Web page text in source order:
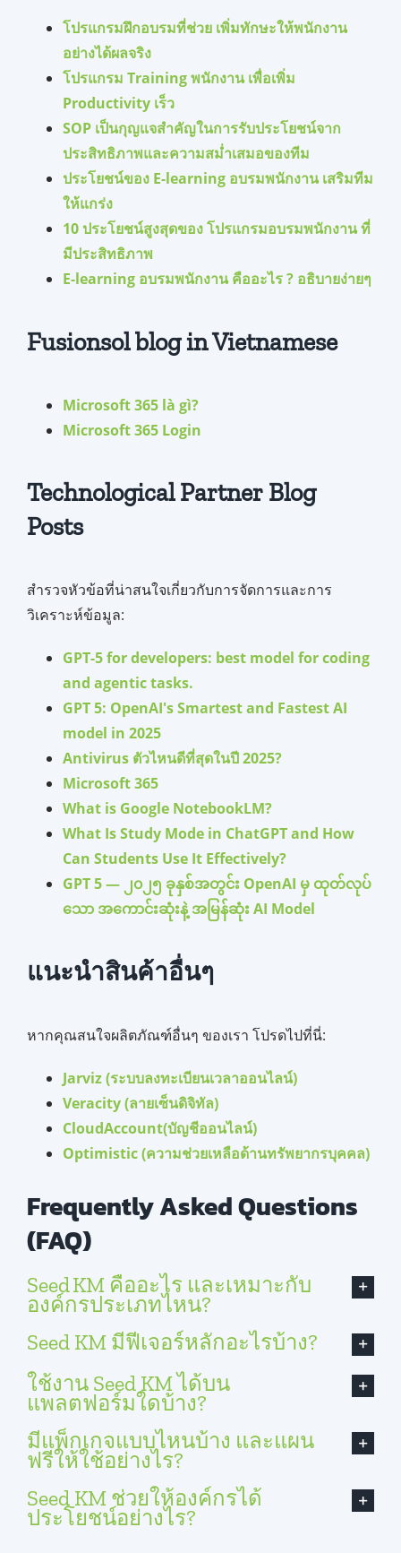
โปรแกรมฝึกอบรมที่ช่วย เพิ่มทักษะให้พนักงาน
อย่างได้ผลจริง
โปรแกรม Training พนักงาน เพื่อเพิ่ม
Productivity เร็ว
SOP เป็นกุญแจสำคัญในการรับประโยชน์จาก
ประสิทธิภาพและความสม่ำเสมอของทีม
ประโยชน์ของ E-learning อบรมพนักงาน เสริมทีม
ให้แกร่ง
10 ประโยชน์สูงสุดของ โปรแกรมอบรมพนักงาน ที่
มีประสิทธิภาพ
E-learning อบรมพนักงาน คืออะไร ? อธิบายง่ายๆ
Fusionsol blog in Vietnamese
Microsoft 365 là gì?
Microsoft 365 Login
Technological Partner Blog
Posts
สำรวจหัวข้อที่น่าสนใจเกี่ยวกับการจัดการและการ
วิเคราะห์ข้อมูล:
GPT-5 for developers: best model for coding
and agentic tasks.
GPT 5: OpenAI's Smartest and Fastest AI
model in 2025
Antivirus ตัวไหนดีที่สุดในปี 2025?
Microsoft 365
What is Google NotebookLM?
What Is Study Mode in ChatGPT and How
Can Students Use It Effectively?
GPT 5 — ၂၀၂၅ ခုနှစ်အတွင်း OpenAI မှ ထုတ်လုပ်
သော အကောင်းဆုံးနဲ့ အမြန်ဆုံး AI Model
แนะนำสินค้าอื่นๆ
หากคุณสนใจผลิตภัณฑ์อื่นๆ ของเรา โปรดไปที่นี่:
Jarviz (ระบบลงทะเบียนเวลาออนไลน์)
Veracity (ลายเซ็นดิจิทัล)
CloudAccount(บัญชีออนไลน์)
Optimistic (ความช่วยเหลือด้านทรัพยากรบุคคล)
Frequently Asked Questions
(FAQ)
Seed KM คืออะไร และเหมาะกับ
องค์กรประเภทไหน?
Seed KM มีฟีเจอร์หลักอะไรบ้าง?
ใช้งาน Seed KM ได้บน
แพลตฟอร์มใดบ้าง?
มีแพ็กเกจแบบไหนบ้าง และแผน
ฟรีให้ใช้อย่างไร?
Seed KM ช่วยให้องค์กรได้
ประโยชน์อย่างไร?